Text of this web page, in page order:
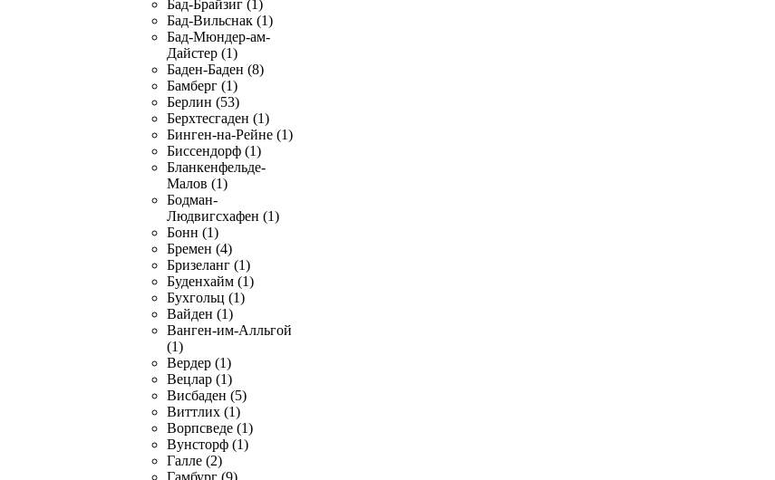
Бад-Брайзиг (1)
Бад-Вильснак (1)
Бад-Мюндер-ам-
Дайстер (1)
Баден-Баден (8)
Бамберг (1)
Берлин (53)
Берхтесгаден (1)
Бинген-на-Рейне (1)
Биссендорф (1)
Бланкенфельде-
Малов (1)
Бодман-
Людвигсхафен (1)
Бонн (1)
Бремен (4)
Бризеланг (1)
Буденхайм (1)
Бухгольц (1)
Вайден (1)
Ванген-им-Алльгой
(1)
Вердер (1)
Вецлар (1)
Висбаден (5)
Виттлих (1)
Ворпсведе (1)
Вунсторф (1)
Галле (2)
Гамбург (9)